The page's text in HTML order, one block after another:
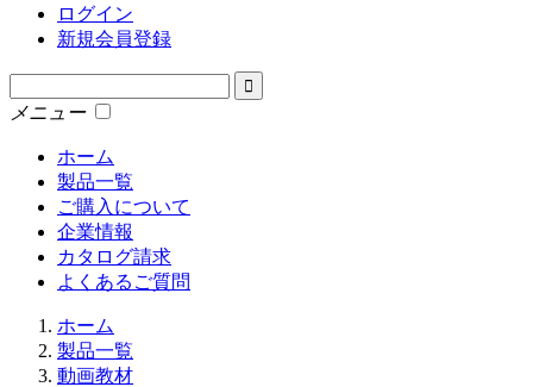
ログイン
新規会員登録
メニュー
ホーム
製品一覧
ご購入について
企業情報
カタログ請求
よくあるご質問
ホーム
製品一覧
動画教材